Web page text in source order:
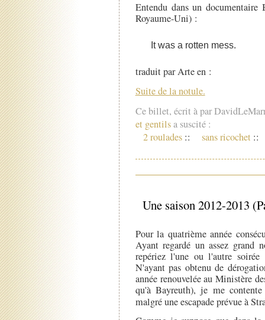
Entendu dans un
Royaume-Uni) :
It was a rotten mess.
traduit par Arte en :
Suite de la notule.
Ce billet, écrit à par
et gentilsa suscité :
2 roulades :: sans ricochet ::
Une saison 2012-2013
Pour la quatrième année
Ayant regardé un assez grand
repériez l'une ou l'autre soirée
N'ayant pas obtenu de
année renouvelée au Ministère
qu'à Bayreuth), je me contente
malgré une escapade prévue à